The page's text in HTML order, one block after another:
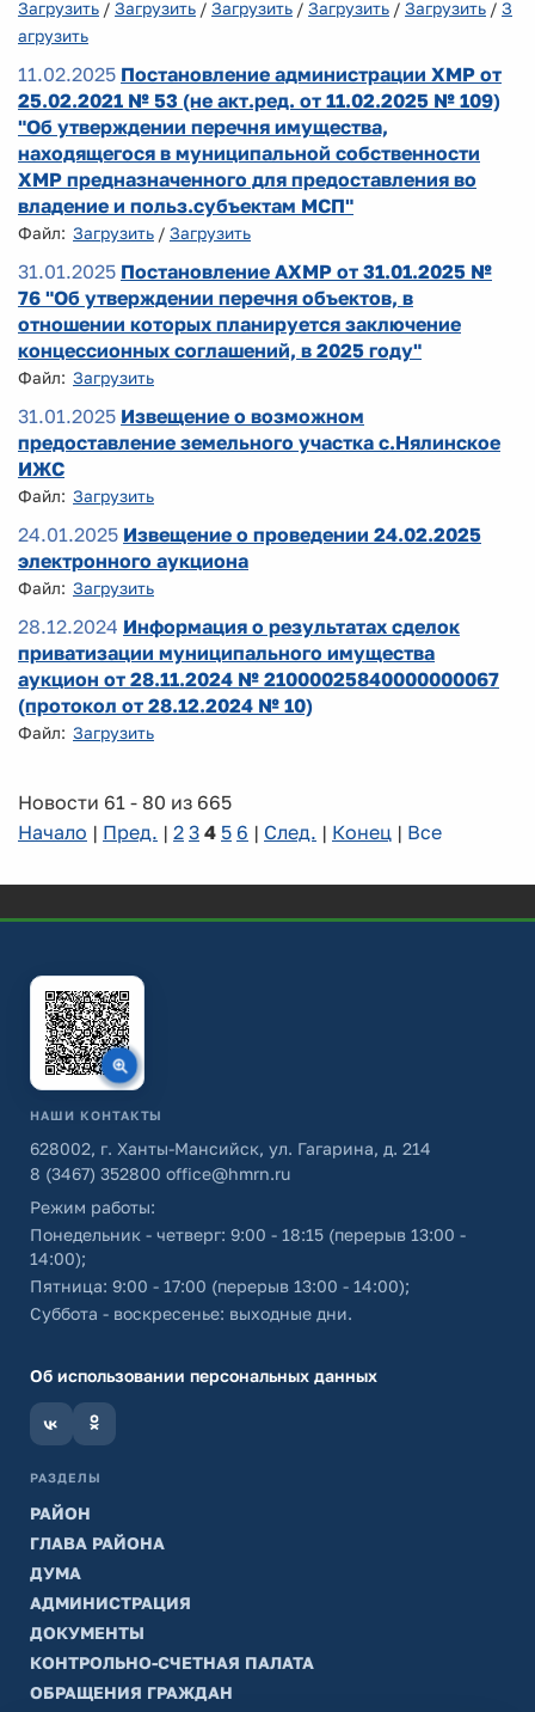
Загрузить / Загрузить / Загрузить / Загрузить / Загрузить / З
агрузить
11.02.2025 Постановление администрации ХМР от
25.02.2021 № 53 (не акт.ред. от 11.02.2025 № 109)
"Об утверждении перечня имущества,
находящегося в муниципальной собственности
ХМР предназначенного для предоставления во
владение и польз.субъектам МСП"
Файл: Загрузить / Загрузить
31.01.2025 Постановление АХМР от 31.01.2025 №
76 "Об утверждении перечня объектов, в
отношении которых планируется заключение
концессионных соглашений, в 2025 году"
Файл: Загрузить
31.01.2025 Извещение о возможном
предоставление земельного участка с.Нялинское
ИЖС
Файл: Загрузить
24.01.2025 Извещение о проведении 24.02.2025
электронного аукциона
Файл: Загрузить
28.12.2024 Информация о результатах сделок
приватизации муниципального имущества
аукцион от 28.11.2024 № 21000025840000000067
(протокол от 28.12.2024 № 10)
Файл: Загрузить
Новости 61 - 80 из 665
Начало | Пред. | 2 3 4 5 6 | След. | Конец | Все
НАШИ КОНТАКТЫ
628002, г. Ханты-Мансийск, ул. Гагарина, д. 214
8 (3467) 352800 office@hmrn.ru
Режим работы:
Понедельник - четверг: 9:00 - 18:15 (перерыв 13:00 -
14:00);
Пятница: 9:00 - 17:00 (перерыв 13:00 - 14:00);
Суббота - воскресенье: выходные дни.
Об использовании персональных данных
РАЗДЕЛЫ
РАЙОН
ГЛАВА РАЙОНА
ДУМА
АДМИНИСТРАЦИЯ
ДОКУМЕНТЫ
КОНТРОЛЬНО-СЧЕТНАЯ ПАЛАТА
ОБРАЩЕНИЯ ГРАЖДАН